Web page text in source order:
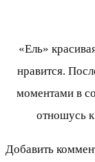
«Ель»
нравится.
моментами в
отношусь
Добавить